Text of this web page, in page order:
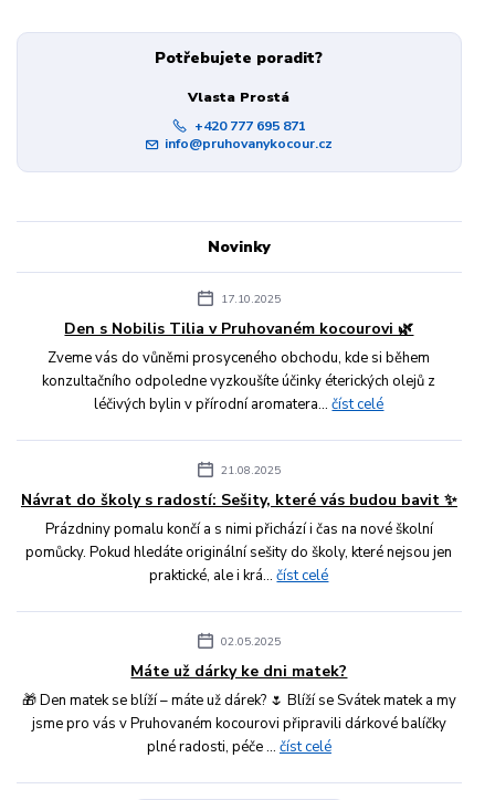
Potřebujete poradit?
Vlasta Prostá
+420 777 695 871
info@pruhovanykocour.cz
Novinky
17.10.2025
Den s Nobilis Tilia v Pruhovaném kocourovi 🌿
Zveme vás do vůněmi prosyceného obchodu, kde si během
konzultačního odpoledne vyzkoušíte účinky éterických olejů z
léčivých bylin v přírodní aromatera...číst celé
21.08.2025
Návrat do školy s radostí: Sešity, které vás budou bavit ✨
Prázdniny pomalu končí a s nimi přichází i čas na nové školní
pomůcky. Pokud hledáte originální sešity do školy, které nejsou jen
praktické, ale i krá...číst celé
02.05.2025
Máte už dárky ke dni matek?
🎁 Den matek se blíží – máte už dárek? 🌷 Blíží se Svátek matek a my
jsme pro vás v Pruhovaném kocourovi připravili dárkové balíčky
plné radosti, péče ... číst celé